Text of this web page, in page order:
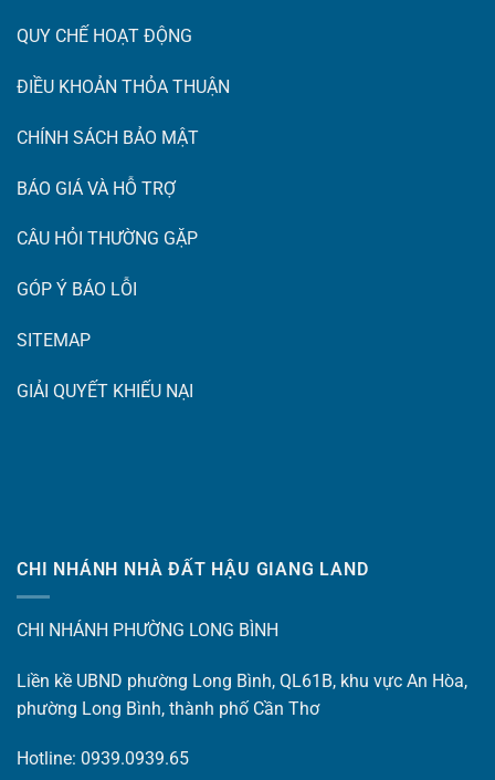
QUY CHẾ HOẠT ĐỘNG
ĐIỀU KHOẢN THỎA THUẬN
CHÍNH SÁCH BẢO MẬT
BÁO GIÁ VÀ HỖ TRỢ
CÂU HỎI THƯỜNG GẶP
GÓP Ý BÁO LỖI
SITEMAP
GIẢI QUYẾT KHIẾU NẠI
CHI NHÁNH NHÀ ĐẤT HẬU GIANG LAND
CHI NHÁNH PHƯỜNG LONG BÌNH
Liền kề UBND phường Long Bình, QL61B, khu vực An Hòa,
phường Long Bình, thành phố Cần Thơ
Hotline: 0939.0939.65